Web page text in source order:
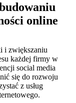
online
i zwiększaniu
każdej firmy w
social media
się do ‍rozwoju⁣
z usług